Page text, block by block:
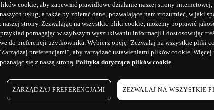
ZWYCIĘZCA 2024
Najlepsza mobilna
cookie, aby zapewnić prawidłowe działanie naszej strony
usług, a także by zbierać dane, pozwalające nam zrozumieć, w jaki
naszej strony. Zezwalając na wszystkie pliki cookie, możemy poprawić
pomagając w szybszym wyszukiwaniu informacji i dostosowując
do preferencji użytkownika. Wybierz opcję "Zezwalaj na wszystkie pliki
preferencjami", aby zarządzać ustawieniami plików cookie.
się z naszą stroną Polityka dotycząca plików cookie
ZARZĄDZAJ PREFERENCJAMI ZEZWALAJ NA WSZYSTKIE